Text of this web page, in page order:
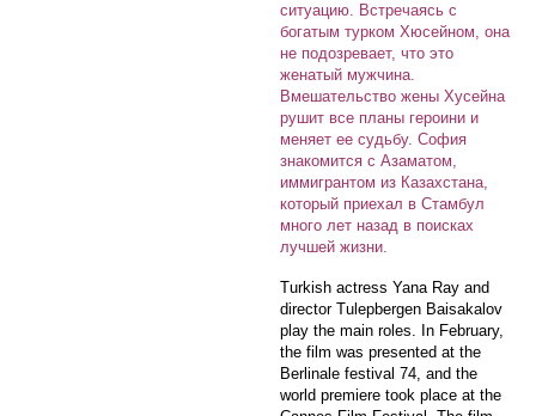
ситуацию. Встречаясь с
богатым турком Хюсейном, она
не подозревает, что это
женатый мужчина.
Вмешательство жены Хусейна
рушит все планы героини и
меняет ее судьбу. София
знакомится с Азаматом,
иммигрантом из Казахстана,
который приехал в Стамбул
много лет назад в поисках
лучшей жизни.
Turkish actress Yana Ray and
director Tulepbergen Baisakalov
play the main roles. In February,
the film was presented at the
Berlinale festival 74, and the
world premiere took place at the